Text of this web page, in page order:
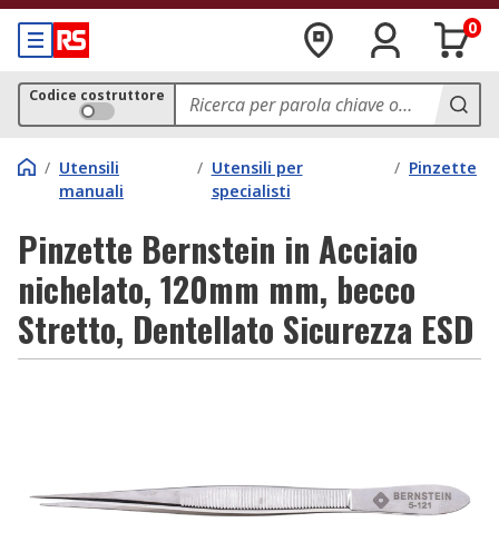
0
Codice costruttore
/ Utensili
manuali
/ Utensili per
specialisti
/ Pinzette
Pinzette Bernstein in Acciaio
nichelato, 120mm mm, becco
Stretto, Dentellato Sicurezza ESD